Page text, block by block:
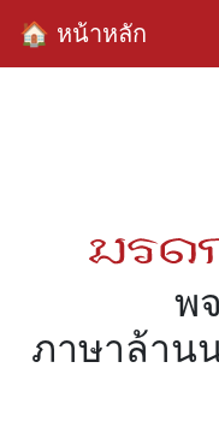
🏠 หน้าหลัก
พ
ภาษาล้าน